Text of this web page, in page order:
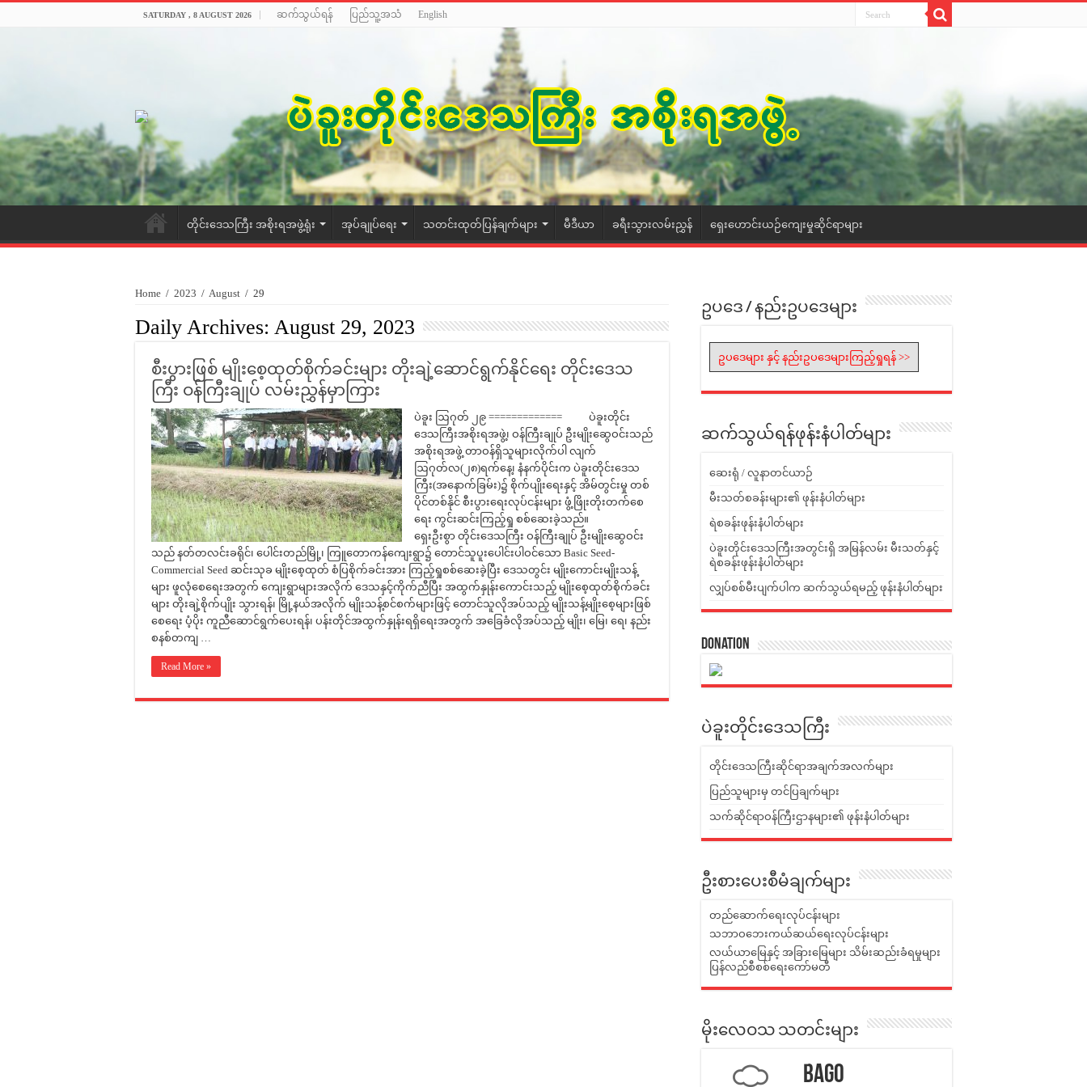
SATURDAY , 8 AUGUST 2026 ဆက်သွယ်ရန် ပြည်သူ့အသံ English
တိုင်းဒေသကြီး အစိုးရအဖွဲ့ရုံး အုပ်ချုပ်ရေး သတင်းထုတ်ပြန်ချက်များ မီဒီယာ ခရီးသွားလမ်းညွှန် ရှေးဟောင်းယဉ်ကျေးမှုဆိုင်ရာများ
Home / 2023 / August / 29
Daily Archives: August 29, 2023
စီးပွားဖြစ် မျိုးစေ့ထုတ်စိုက်ခင်းများ တိုးချဲ့ဆောင်ရွက်နိုင်ရေး တိုင်းဒေသ
ကြီး ဝန်ကြီးချုပ် လမ်းညွှန်မှာကြား
ပဲခူး ဩဂုတ် ၂၉ ============= ပဲခူးတိုင်း
ဒေသကြီးအစိုးရအဖွဲ့၊ ဝန်ကြီးချုပ် ဦးမျိုးဆွေဝင်းသည်
အစိုးရအဖွဲ့ တာဝန်ရှိသူများလိုက်ပါ လျက်
ဩဂုတ်လ(၂၈)ရက်နေ့၊ နံနက်ပိုင်းက ပဲခူးတိုင်းဒေသ
ကြီး(အနောက်ခြမ်း)၌ စိုက်ပျိုးရေးနှင့် အိမ်တွင်းမှု တစ်
ပိုင်တစ်နိုင် စီးပွားရေးလုပ်ငန်းများ ဖွံ့ဖြိုးတိုးတက်စေ
ရေး ကွင်းဆင်းကြည့်ရှု စစ်ဆေးခဲ့သည်။
ရှေးဦးစွာ တိုင်းဒေသကြီး ဝန်ကြီးချုပ် ဦးမျိုးဆွေဝင်း
သည် နတ်တလင်းခရိုင်၊ ပေါင်းတည်မြို့၊ ကြူတောကန်ကျေးရွာ၌ တောင်သူပူးပေါင်းပါဝင်သော Basic Seed-
Commercial Seed ဆင်းသုခ မျိုးစေ့ထုတ် စံပြစိုက်ခင်းအား ကြည့်ရှုစစ်ဆေးခဲ့ပြီး ဒေသတွင်း မျိုးကောင်းမျိုးသန့်
များ ဖူလုံစေရေးအတွက် ကျေးရွာများအလိုက် ဒေသနှင့်ကိုက်ညီပြီး အထွက်နှုန်းကောင်းသည့် မျိုးစေ့ထုတ်စိုက်ခင်း
များ တိုးချဲ့စိုက်ပျိုး သွားရန်၊ မြို့နယ်အလိုက် မျိုးသန့်စင်စက်များဖြင့် တောင်သူလိုအပ်သည့် မျိုးသန့်မျိုးစေ့များဖြစ်
စေရေး ပံ့ပိုး ကူညီဆောင်ရွက်ပေးရန်၊ ပန်းတိုင်အထွက်နှုန်းရရှိရေးအတွက် အခြေခံလိုအပ်သည့် မျိုး၊ မြေ၊ ရေ၊ နည်း
စနစ်တကျ …
Read More »
ဥပဒေ / နည်းဥပဒေများ
ဥပဒေများ နှင့် နည်းဥပဒေများကြည့်ရှုရန် >>
ဆက်သွယ်ရန်ဖုန်းနံပါတ်များ
ဆေးရုံ / လူနာတင်ယာဉ်
မီးသတ်စခန်းများ၏ ဖုန်းနံပါတ်များ
ရဲစခန်းဖုန်းနံပါတ်များ
ပဲခူးတိုင်းဒေသကြီးအတွင်းရှိ အမြန်လမ်း မီးသတ်နှင့်
ရဲစခန်းဖုန်းနံပါတ်များ
လျှပ်စစ်မီးပျက်ပါက ဆက်သွယ်ရမည့် ဖုန်းနံပါတ်များ
Donation
ပဲခူးတိုင်းဒေသကြီး
တိုင်းဒေသကြီးဆိုင်ရာအချက်အလက်များ
ပြည်သူများမှ တင်ပြချက်များ
သက်ဆိုင်ရာဝန်ကြီးဌာနများ၏ ဖုန်းနံပါတ်များ
ဦးစားပေးစီမံချက်များ
တည်ဆောက်ရေးလုပ်ငန်းများ
သဘာဝဘေးကယ်ဆယ်ရေးလုပ်ငန်းများ
လယ်ယာမြေနှင့် အခြားမြေများ သိမ်းဆည်းခံရမှုများ
ပြန်လည်စီစစ်ရေးကော်မတီ
မိုးလေဝသ သတင်းများ
Bago